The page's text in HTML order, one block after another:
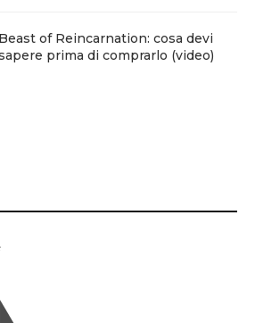
Beast of Reincarnation: cosa devi
prima di comprarlo (video)